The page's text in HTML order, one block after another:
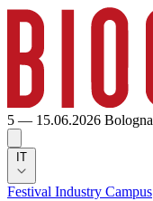
5 — 15.06.2026 Bologna
IT
Festival Industry Campus